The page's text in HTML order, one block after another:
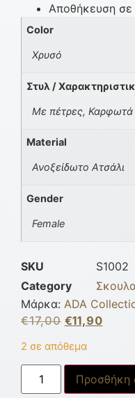
Αποθήκευση
Color
Χρυσό
Στυλ /
Με πέτρες, Καρφωτά
Material
Ανοξείδωτο Ατσάλι
Gender
Female
SKU
S1002
Category
Μάρκα: ADA
€17,00 €11,90
2 σε απόθεμα
Προσθήκη